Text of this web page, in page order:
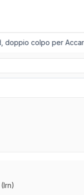
doppio colpo per